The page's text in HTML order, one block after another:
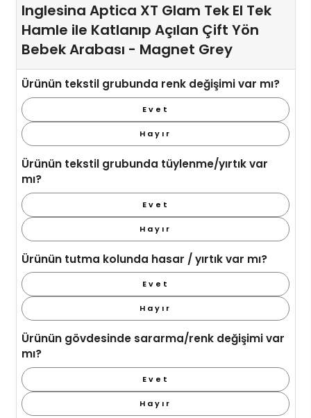
Inglesina Aptica XT Glam Tek El Tek
Hamle ile Katlanıp Açılan Çift Yön
Bebek Arabası - Magnet Grey
Ürünün tekstil grubunda renk değişimi var mı?
Evet
Hayır
Ürünün tekstil grubunda tüylenme/yırtık var
mı?
Evet
Hayır
Ürünün tutma kolunda hasar / yırtık var mı?
Evet
Hayır
Ürünün gövdesinde sararma/renk değişimi var
mı?
Evet
Hayır